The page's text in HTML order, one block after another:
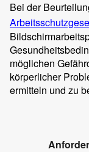
Bei der
möglichen
körperlicher
ermitteln und zu